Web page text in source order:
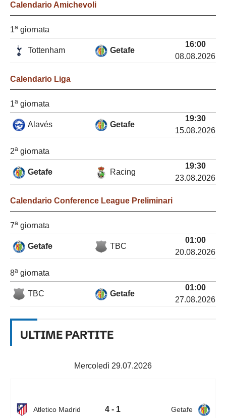
Calendario Amichevoli
1a giornata
Tottenham Getafe
16:00
08.08.2026
Calendario Liga
1a giornata
Alavés Getafe
19:30
15.08.2026
2a giornata
Getafe Racing
19:30
23.08.2026
Calendario Conference League Preliminari
7a giornata
Getafe TBC
01:00
20.08.2026
8a giornata
TBC Getafe
01:00
27.08.2026
ULTIME PARTITE
Mercoledì 29.07.2026
Atletico Madrid 4 - 1 Getafe